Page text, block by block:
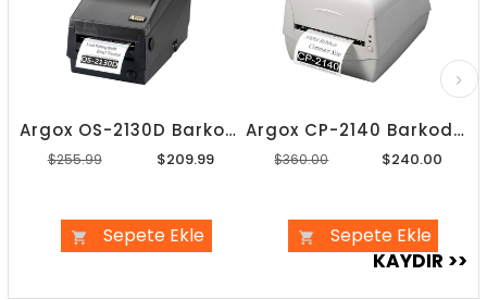
Argox OS-2130D Barkod Yazıcı
$209.99
$255.99
Sepete Ekle
Argox CP-2140 Barkod Yazıcı
$240.00
$360.00
Sepete Ekle